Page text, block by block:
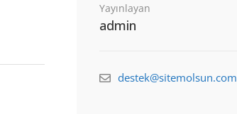
Yayınlayan
admin
destek@sitemolsun.com